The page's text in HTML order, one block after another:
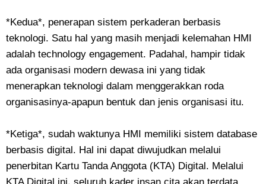
*Kedua*, penerapan sistem perkaderan berbasis
teknologi. Satu hal yang masih menjadi kelemahan HMI
adalah technology engagement. Padahal, hampir tidak
ada organisasi modern dewasa ini yang tidak
menerapkan teknologi dalam menggerakkan roda
organisasinya-apapun bentuk dan jenis organisasi itu.
*Ketiga*, sudah waktunya HMI memiliki sistem database
berbasis digital. Hal ini dapat diwujudkan melalui
penerbitan Kartu Tanda Anggota (KTA) Digital. Melalui